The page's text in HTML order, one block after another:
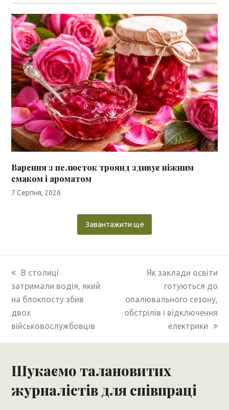
Варення з пелюсток троянд здивує ніжним
смаком і ароматом
7 Серпня, 2026
Завантажити ще
previous
post:
В столиці
затримали водія, який
на блокпосту збив
двох
військовослужбовців
next
Як заклади освіти
готуються до
опалювального сезону,
обстрілів і відключення
електрики
Шукаємо талановитих
журналістів для співпраці